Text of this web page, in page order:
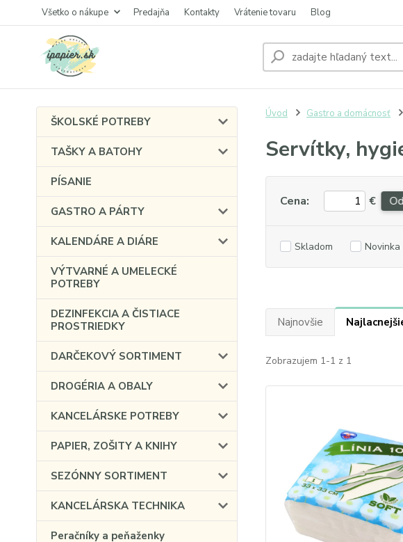
Všetko o nákupe Predajňa Kontakty Vrátenie tovaru Blog
ŠKOLSKÉ POTREBY
TAŠKY A BATOHY
PÍSANIE
GASTRO A PÁRTY
KALENDÁRE A DIÁRE
VÝTVARNÉ A UMELECKÉ
POTREBY
DEZINFEKCIA A ČISTIACE
PROSTRIEDKY
DARČEKOVÝ SORTIMENT
DROGÉRIA A OBALY
KANCELÁRSKE POTREBY
PAPIER, ZOŠITY A KNIHY
SEZÓNNY SORTIMENT
KANCELÁRSKA TECHNIKA
Peračníky a peňaženky
Úvod Gastro a domácnosť
Servítky,
Cena: € Od
Skladom Novinka
Najnovšie
Zobrazujem 1-1 z 1